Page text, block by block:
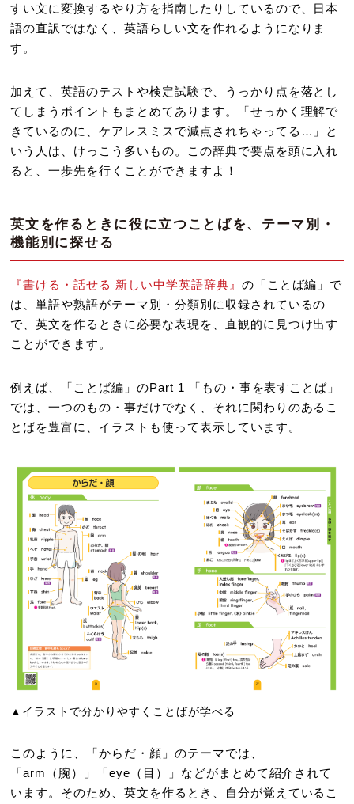
すい文に変換するやり方を指南したりしているので、日本
語の直訳ではなく、英語らしい文を作れるようになりま
す。
加えて、英語のテストや検定試験で、うっかり点を落とし
てしまうポイントもまとめてあります。「せっかく理解で
きているのに、ケアレスミスで減点されちゃってる…」と
いう人は、けっこう多いもの。この辞典で要点を頭に入れ
ると、一歩先を行くことができますよ！
英文を作るときに役に立つことばを、テーマ別・
機能別に探せる
『書ける・話せる 新しい中学英語辞典』 の「ことば編」で
は、単語や熟語がテーマ別・分類別に収録されているの
で、英文を作るときに必要な表現を、直観的に見つけ出す
ことができます。
例えば、「ことば編」のPart 1 「もの・事を表すことば」
では、一つのもの・事だけでなく、それに関わりのあるこ
とばを豊富に、イラストも使って表示しています。
▲イラストで分かりやすくことばが学べる
このように、「からだ・顔」のテーマでは、
「arm（腕）」「eye（目）」などがまとめて紹介されて
います。そのため、英文を作るとき、自分が覚えているこ